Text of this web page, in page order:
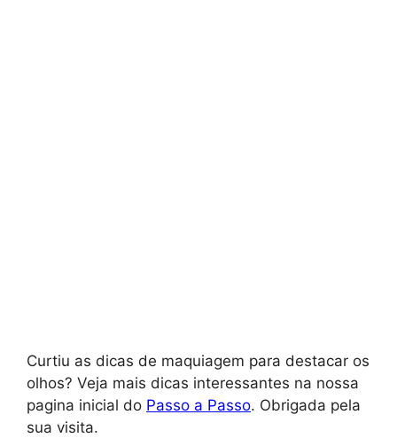
Curtiu as dicas de maquiagem para destacar os
olhos? Veja mais dicas interessantes na nossa
pagina inicial do Passo a Passo. Obrigada pela
sua visita.